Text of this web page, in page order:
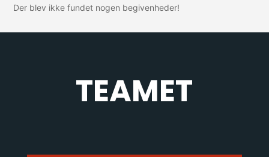
Der blev ikke fundet nogen begivenheder!
TEAMET